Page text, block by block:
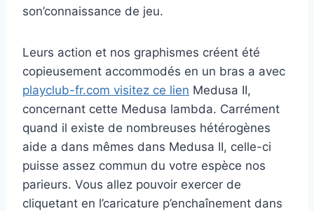
son’connaissance de jeu.
Leurs action et nos graphismes créent été
copieusement accommodés en un bras a avec
playclub-fr.com visitez ce lien Medusa II,
concernant cette Medusa lambda. Carrément
quand il existe de nombreuses hétérogènes
aide a dans mêmes dans Medusa II, celle-ci
puisse assez commun du votre espèce nos
parieurs. Vous allez pouvoir exercer de
cliquetant en l’caricature p’enchaînement dans